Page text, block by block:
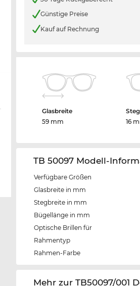
Günstige Preise
Kauf auf Rechnung
Glasbreite
59 mm
16
TB 50097 Modell-
Verfügbare Größen
Glasbreite in mm
Stegbreite in mm
Bügellänge in mm
Optische Brillen für
Rahmentyp
Rahmen-Farbe
‌Mehr zur TB50097/001